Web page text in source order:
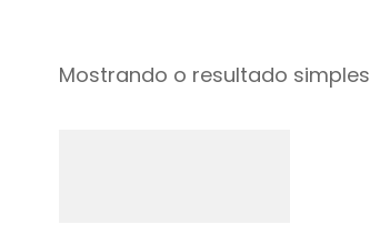
Mostrando o resultado simples